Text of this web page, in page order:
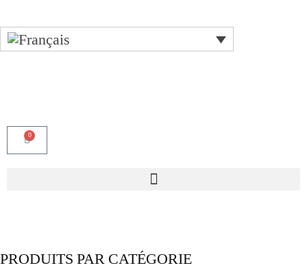
0
PRODUITS PAR CATÉGORIE